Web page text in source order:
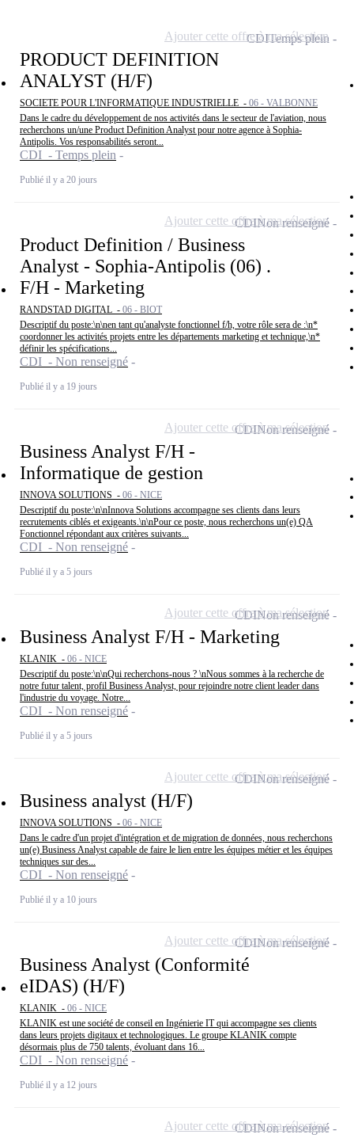
PRODUCT DEFINITION
ANALYST (H/F)
SOCIETE POUR L'INFORMATIQUE INDUSTRIELLE - 06 - VALBONNE
Dans le cadre du développement de nos activités dans le secteur de l'aviation, nous
recherchons un/une Product Definition Analyst pour notre agence à Sophia-
Antipolis. Vos responsabilités seront...
CDI - Temps plein
Publié il y a 20 jours
CDITemps plein
Ajouter cette offre à ma sélection
Product Definition / Business
Analyst - Sophia-Antipolis (06) .
F/H - Marketing
RANDSTAD DIGITAL - 06 - BIOT
Descriptif du poste:\n\nen tant qu'analyste fonctionnel f/h, votre rôle sera de :\n*
coordonner les activités projets entre les départements marketing et technique,\n*
définir les spécifications...
CDI - Non renseigné
Publié il y a 19 jours
CDINon renseigné
Ajouter cette offre à ma sélection
Business Analyst F/H -
Informatique de gestion
INNOVA SOLUTIONS - 06 - NICE
Descriptif du poste:\n\nInnova Solutions accompagne ses clients dans leurs
recrutements ciblés et exigeants.\n\nPour ce poste, nous recherchons un(e) QA
Fonctionnel répondant aux critères suivants...
CDI - Non renseigné
Publié il y a 5 jours
CDINon renseigné
Ajouter cette offre à ma sélection
Business Analyst F/H - Marketing
KLANIK - 06 - NICE
Descriptif du poste:\n\nQui recherchons-nous ? \nNous sommes à la recherche de
notre futur talent, profil Business Analyst, pour rejoindre notre client leader dans
l'industrie du voyage. Notre...
CDI - Non renseigné
Publié il y a 5 jours
CDINon renseigné
Ajouter cette offre à ma sélection
Business analyst (H/F)
INNOVA SOLUTIONS - 06 - NICE
Dans le cadre d'un projet d'intégration et de migration de données, nous recherchons
un(e) Business Analyst capable de faire le lien entre les équipes métier et les équipes
techniques sur des...
CDI - Non renseigné
Publié il y a 10 jours
CDINon renseigné
Ajouter cette offre à ma sélection
Business Analyst (Conformité
eIDAS) (H/F)
KLANIK - 06 - NICE
KLANIK est une société de conseil en Ingénierie IT qui accompagne ses clients
dans leurs projets digitaux et technologiques. Le groupe KLANIK compte
désormais plus de 750 talents, évoluant dans 16...
CDI - Non renseigné
Publié il y a 12 jours
CDINon renseigné
Ajouter cette offre à ma sélection
CDINon renseigné
Ajouter cette offre à ma sélection